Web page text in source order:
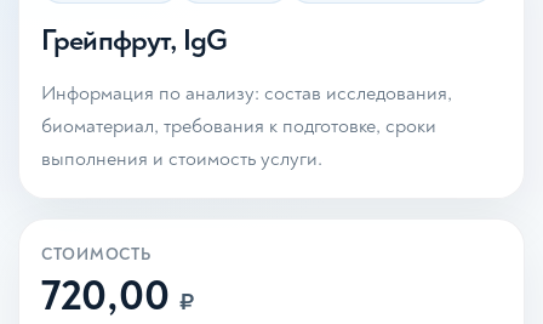
Грейпфрут, IgG
Информация по анализу: состав исследования,
биоматериал, требования к подготовке, сроки
выполнения и стоимость услуги.
СТОИМОСТЬ
720,00 ₽